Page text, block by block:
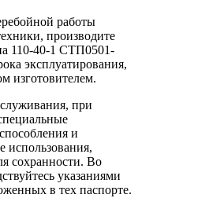
работы
производите
110-40-1 СТП0501-
эксплуатирования,
изготовителем.
при
и
использования,
сохранности. Во
указаниями
в тех паспорте.